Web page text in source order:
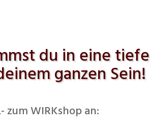
du in eine tiefe
ganzen Sein!
WIRKshop an: